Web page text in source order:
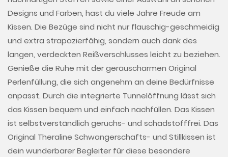
Designs und Farben, hast du viele Jahre Freude am
Kissen. Die Bezüge sind nicht nur flauschig-geschmeidig
und extra strapazierfähig, sondern auch dank des
langen, verdeckten Reißverschlusses leicht zu beziehen.
Genieße die Ruhe mit der geräuscharmen Original
Perlenfüllung, die sich angenehm an deine Bedürfnisse
anpasst. Durch die integrierte Tunnelöffnung lässt sich
das Kissen bequem und einfach nachfüllen. Das Kissen
ist selbstverständlich geruchs- und schadstofffrei. Das
Original Theraline Schwangerschafts- und Stillkissen ist
dein wunderbarer Begleiter für diese besondere